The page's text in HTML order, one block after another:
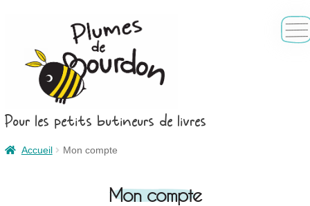
navigation
Pour les petits butineurs de livres
Accueil
Il était une fois
Accueil Mon compte
Mon compte